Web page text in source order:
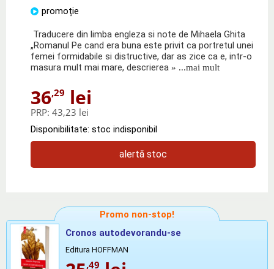
promoție
Traducere din limba engleza si note de Mihaela Ghita
„Romanul Pe cand era buna este privit ca portretul unei
femei formidabile si distructive, dar as zice ca e, intr-o
masura mult mai mare, descrierea » ...mai mult
36,29 lei
PRP: 43,23 lei
Disponibilitate: stoc indisponibil
alertă stoc
Promo non-stop!
Cronos autodevorandu-se
Editura HOFFMAN
,49